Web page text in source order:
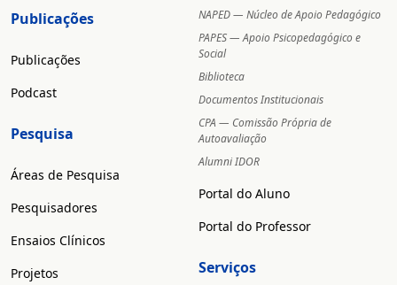
Publicações
Publicações
Podcast
Pesquisa
Áreas de Pesquisa
Pesquisadores
Ensaios Clínicos
Projetos
NAPED — Núcleo de Apoio Pedagógico
PAPES — Apoio Psicopedagógico e
Social
Biblioteca
Documentos Institucionais
CPA — Comissão Própria de
Autoavaliação
Alumni IDOR
Portal do Aluno
Portal do Professor
Serviços